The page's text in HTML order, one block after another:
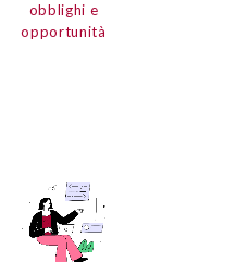
obblighi e
opportunità